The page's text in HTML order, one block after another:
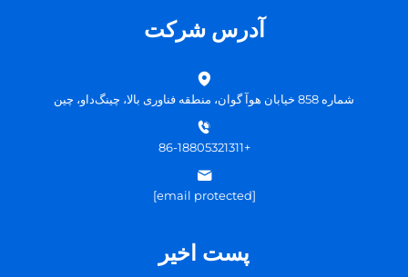
آدرس شرکت
شماره 858 خیابان هوآ گوان، منطقه فناوری بالا، چینگ‌داو، چین
+86-18805321311
[email protected]
پست اخیر